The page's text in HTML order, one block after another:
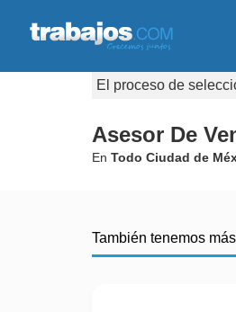
El proceso de
Asesor De
En Todo Ciudad de
También tenemos